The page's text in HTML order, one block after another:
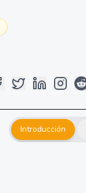
Introducción